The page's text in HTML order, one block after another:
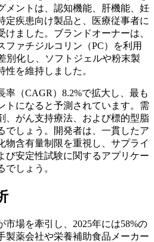
メントは、認知機能、肝機能、妊
定疾患向け製品と、医療従事者に
けました。ブランドオーナーは、
ファチジルコリン（PC）を利用
別化し、ソフトジェルや粉末製
を維持しました。
率（CAGR）8.2%で拡大し、最も
トになると予測されています。需
、がん支持療法、および標的型脂
でしょう。開発者は、一貫したア
物含有量制限を重視し、サプライ
び安定性試験に関するアプリケー
でしょう。
場を牽引し、2025年には58%の
製薬会社や栄養補助食品メーカー